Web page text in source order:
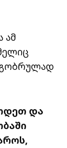
ამ
და